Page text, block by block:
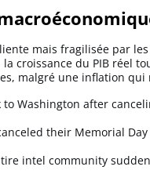
mais fragilisée par
croissance du PIB réel
malgré une inflation qui
after
their Memorial
intel community